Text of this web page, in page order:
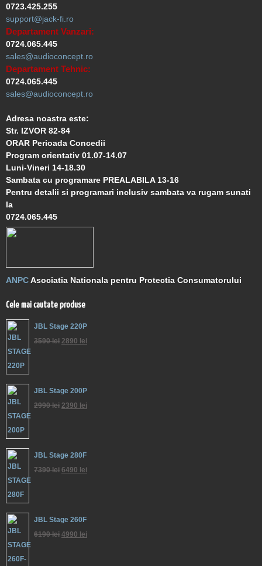
0723.425.255
support@jack-fi.ro
Departament Vanzari:
0724.065.445
sales@audioconcept.ro
Departament Tehnic:
0724.065.445
sales@audioconcept.ro
Adresa noastra este:
Str. IZVOR 82-84
ORAR Perioada Concedii
Program orientativ 01.07-14.07
Luni-Vineri 14-18.30
Sambata cu programare PREALABILA 13-16
Pentru detalii si programari inclusiv sambata va rugam sunati
la
0724.065.445
ANPCAsociatia Nationala pentru Protectia Consumatorului
Cele mai cautate produse
JBL Stage 220P
3590lei 2890 lei
JBL Stage 200P
2990lei 2390 lei
JBL Stage 280F
7390lei 6490 lei
JBL Stage 260F
6190lei 4990 lei